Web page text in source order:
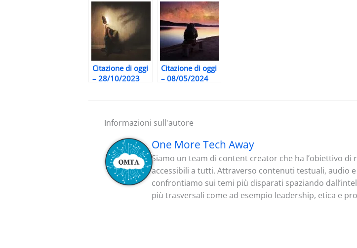
Citazione di oggi
– 28/10/2023
Citazione di oggi
– 08/05/2024
Informazioni sull'autore
One More Tech Away
Siamo un team di content creator che ha l’obiettivo
accessibili a tutti. Attraverso contenuti testuali, audio
confrontiamo sui temi più disparati spaziando
più trasversali come ad esempio leadership, etica e